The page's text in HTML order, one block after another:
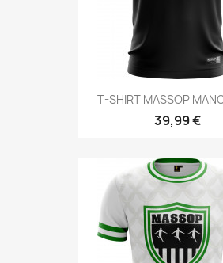
T-SHIRT MASSOP
39,99 €